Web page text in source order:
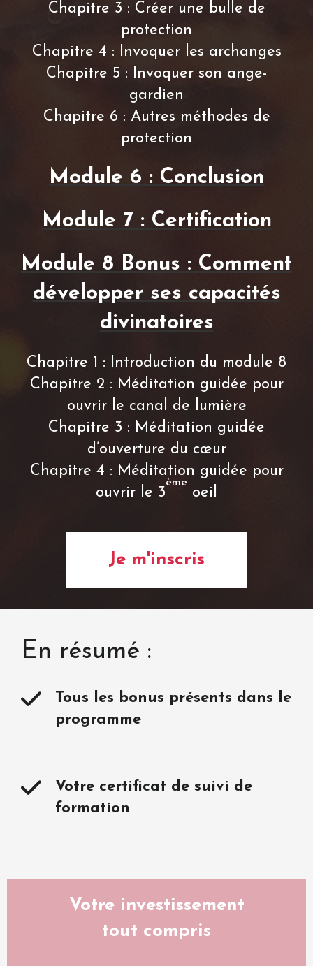
Chapitre 3 : Créer une bulle de
protection
Chapitre 4 : Invoquer les archanges
Chapitre 5 : Invoquer son ange-
gardien
Chapitre 6 : Autres méthodes de
protection
Module 6 : Conclusion
Module 7 : Certification
Module 8 Bonus : Comment
développer ses capacités
divinatoires
Chapitre 1 : Introduction du module 8
Chapitre 2 : Méditation guidée pour
ouvrir le canal de lumière
Chapitre 3 : Méditation guidée
d’ouverture du cœur
Chapitre 4 : Méditation guidée pour
ouvrir le 3
ème
oeil
Je m'inscris
En résumé :
Tous les bonus présents dans le
programme
Votre certificat de suivi de
formation
Votre investissement
tout compris